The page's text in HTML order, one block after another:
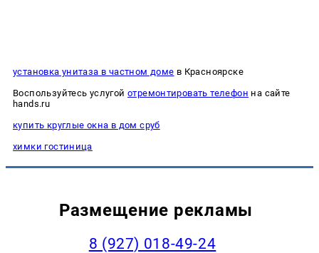
установка унитаза в частном доме в Красноярске
Воспользуйтесь услугой отремонтировать телефон на сайте
hands.ru
купить круглые окна в дом сруб
химки гостиница
Размещение рекламы
8 (927) 018-49-24